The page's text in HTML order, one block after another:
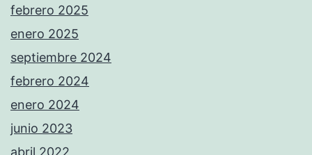
febrero 2025
enero 2025
septiembre 2024
febrero 2024
enero 2024
junio 2023
abril 2022